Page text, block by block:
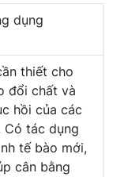
dụng
thiết cho
đổi chất và
hồi của các
Có tác dụng
tế bào mới,
cân bằng